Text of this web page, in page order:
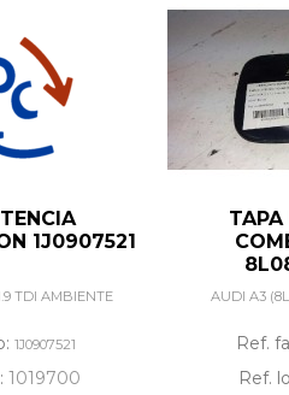
1J0907521
TDI AMBIENTE
1J0907521
1019700
TAPA
AUDI A3
Ref.
Ref.